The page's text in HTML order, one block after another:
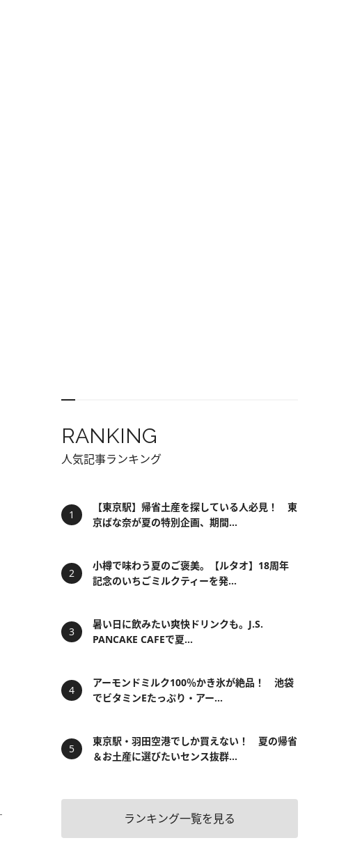
RANKING
人気記事ランキング
【東京駅】帰省土産を探している人必見！ 東
京ばな奈が夏の特別企画、期間...
小樽で味わう夏のご褒美。【ルタオ】18周年
記念のいちごミルクティーを発...
暑い日に飲みたい爽快ドリンクも。J.S.
PANCAKE CAFEで夏...
アーモンドミルク100％かき氷が絶品！ 池袋
でビタミンEたっぷり・アー...
東京駅・羽田空港でしか買えない！ 夏の帰省
＆お土産に選びたいセンス抜群...
ランキング一覧を見る